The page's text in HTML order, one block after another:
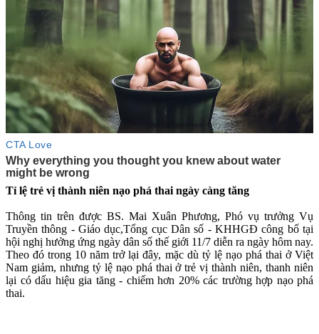
Tỉ lệ trẻ v‌ị thà‌nh niê‌n nạo phá thai ngày càng tăng
Thông tin trên được BS. Mai Xuân Phương, Phó vụ trưởng Vụ
Truyền thông - Giáo dục,Tổng cục Dân số - KHHGĐ công bố tại
hội nghị hưởng ứng ngày dân số thế giới 11/7 diễn ra ngày hôm nay.
Theo đó trong 10 năm trở lại đây, mặc dù tỷ lệ nạo phá thai ở Việt
Nam giảm, nhưng tỷ lệ nạo phá thai ở trẻ vị thành niên, thanh niên
lại có dấu hiệu gia tăng - chiếm hơn 20% các trường hợp nạo phá
thai.